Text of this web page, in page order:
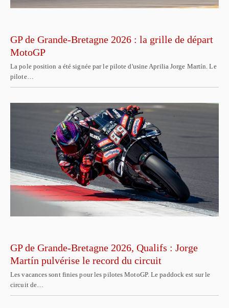
GP de Grande-Bretagne 2026 : la grille de départ
MotoGP
La pole position a été signée par le pilote d'usine Aprilia Jorge Martín. Le
pilote…
GP de Grande-Bretagne 2026, Qualifs : Jorge
Martín pulvérise le record du circuit
Les vacances sont finies pour les pilotes MotoGP. Le paddock est sur le
circuit de…